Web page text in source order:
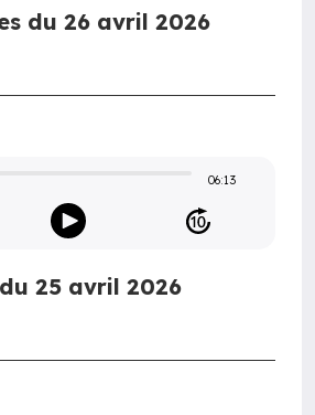
du 26 avril 2026
06:13
25 avril 2026